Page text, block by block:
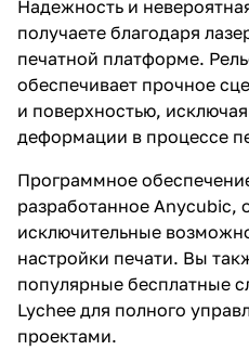
Надежность и
получаете благодаря
печатной платформе.
обеспечивает прочное
и поверхностью,
деформации в процессе
Программное
разработанное Anycubic,
исключительные
настройки печати. Вы
популярные бесплатные
Lychee для полного
проектами.